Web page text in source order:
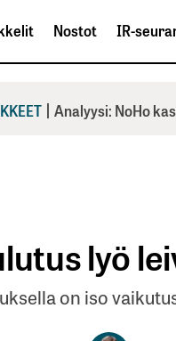
Nostot IR-
| Analyysi: NoHo
lyö
on iso